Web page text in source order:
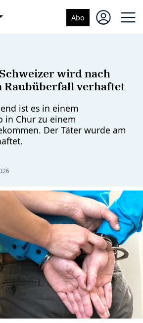
Abo
wird nach
Raubüberfall verhaftet
ist es in einem
in Chur zu einem
Der Täter wurde am